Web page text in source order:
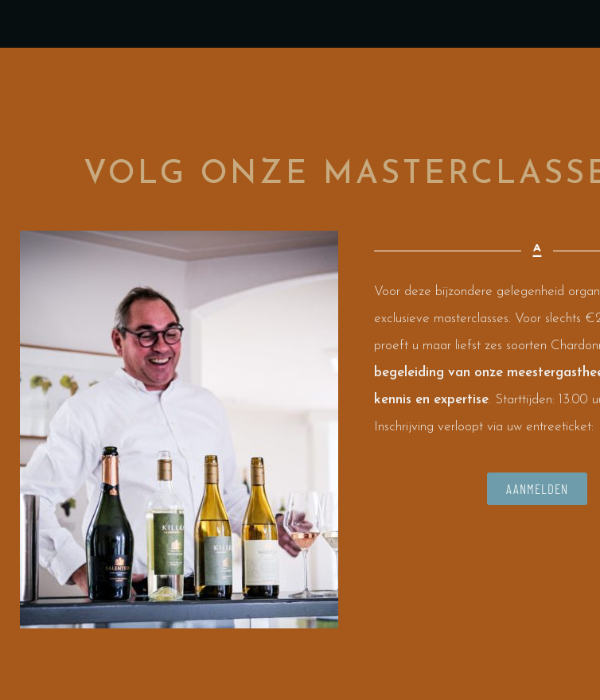
VOLG ONZE
Voor deze bijzondere gelegenheid
exclusieve masterclasses. Voor slechts
proeft u maar liefst zes soorten
begeleiding van onze
kennis en expertise. Starttijden: 13.00
Inschrijving verloopt via uw entreeticket:
AANMELDEN